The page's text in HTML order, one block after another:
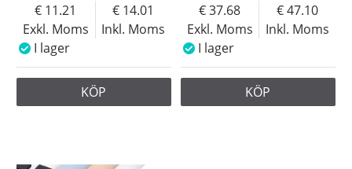
Exkl. Moms
11.21
Inkl. Moms
14.01
I lager
KÖP
Exkl. Moms
37.68
Inkl. Moms
47.10
I lager
KÖP